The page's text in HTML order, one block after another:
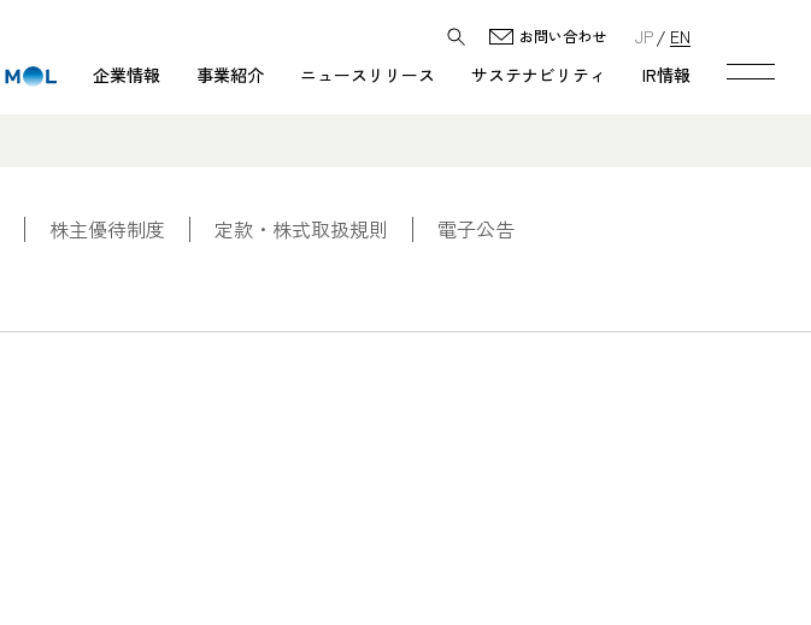
企業情報 事業紹介 ニュースリリース サステナビリティ IR情報
お問い合わせ JP EN
株主優待制度 定款・株式取扱規則
電子公告